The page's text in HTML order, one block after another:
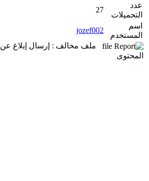
عدد
التحميلات
27
اسم
المستخدم
jozef002
ملف مخالف : إرسال إبلاغ عن
المحتوى